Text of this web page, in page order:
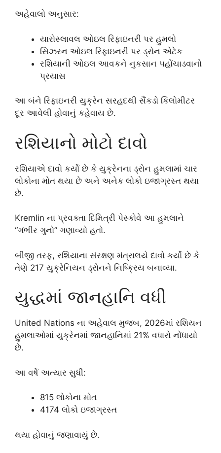
અહેવાલો અનુસાર:
યારોસ્લાવલ ઓઇલ રિફાઇનરી પર હુમલો
સિઝરન ઓઇલ રિફાઇનરી પર ડ્રોન એટેક
રશિયાની ઓઇલ આવકને નુકસાન પહોંચાડવાનો
પ્રયાસ
આ બંને રિફાઇનરી યુક્રેન સરહદથી સૈંકડો કિલોમીટર
દૂર આવેલી હોવાનું કહેવાય છે.
રશિયાનો મોટો દાવો
રશિયાએ દાવો કર્યો છે કે યુક્રેનના ડ્રોન હુમલામાં ચાર
લોકોના મોત થયા છે અને અનેક લોકો ઇજાગ્રસ્ત થયા
છે.
Kremlin ના પ્રવક્તા દિમિત્રી પેસ્કોવે આ હુમલાને
“ગંભીર ગુનો” ગણાવ્યો હતો.
બીજી તરફ, રશિયાના સંરક્ષણ મંત્રાલયે દાવો કર્યો છે કે
તેણે 217 યુક્રેનિયન ડ્રોનને નિષ્ક્રિય બનાવ્યા.
યુદ્ધમાં જાનહાનિ વધી
United Nations ના અહેવાલ મુજબ, 2026માં રશિયન
હુમલાઓમાં યુક્રેનમાં જાનહાનિમાં 21% વધારો નોંધાયો
છે.
આ વર્ષે અત્યાર સુધી:
815 લોકોના મોત
4174 લોકો ઇજાગ્રસ્ત
થયા હોવાનું જણાવાયું છે.